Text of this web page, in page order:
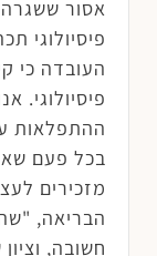
אסור
פיסיולוגי
העובדה כי
פיסיולוגי.
ההתפלאות
בכל פעם
מזכירים
הבריאה,
חשובה,